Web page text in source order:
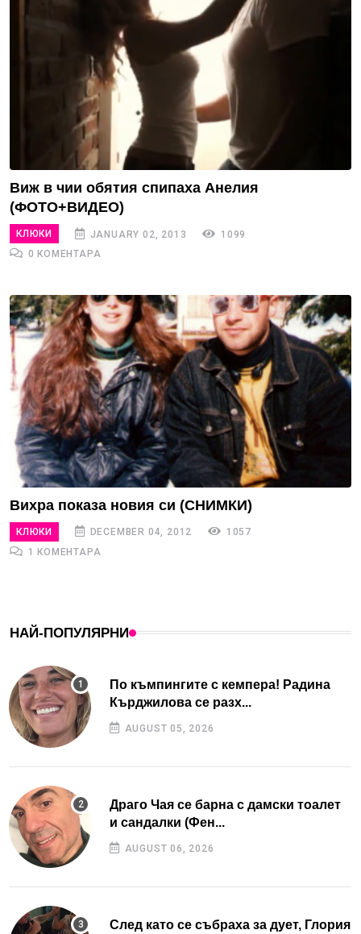
Виж в чии обятия спипаха Анелия
(ФОТО+ВИДЕО)
КЛЮКИ JANUARY 02, 2013
1099
0 КОМЕНТАРА
Вихра показа новия си (СНИМКИ)
КЛЮКИ DECEMBER 04, 2012
1057
1 КОМЕНТАРА
НАЙ-ПОПУЛЯРНИ
По къмпингите с кемпера! Радина
Кърджилова се разх...
AUGUST 05, 2026
Драго Чая се барна с дамски тоалет
и сандалки (Фен...
AUGUST 06, 2026
След като се събраха за дует, Глория